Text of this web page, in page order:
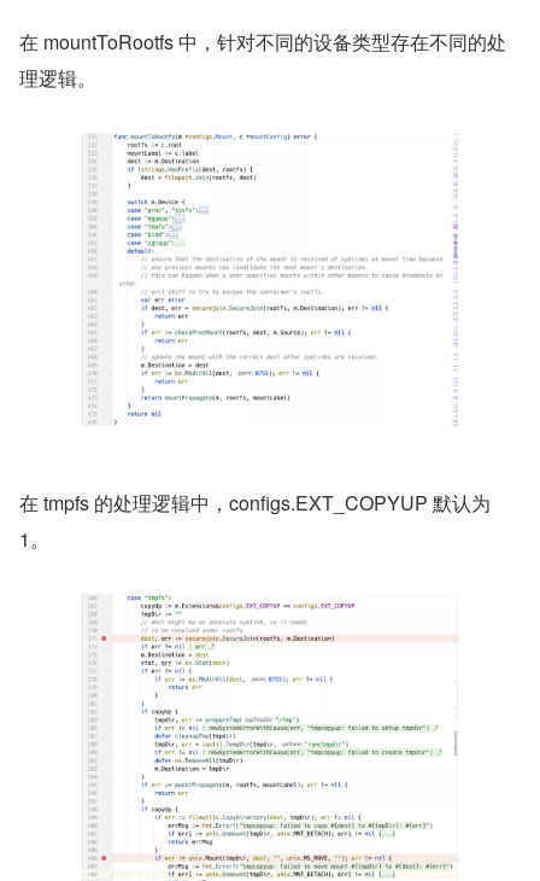
在 mountToRootfs 中，针对不同的设备类型存在不同的处
理逻辑。
在 tmpfs 的处理逻辑中，configs.EXT_COPYUP 默认为
1。